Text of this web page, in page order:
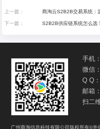
上一篇： 商淘云S2B2B交易系统：
下一篇： S2B2B供应链系统怎么选
手机：
微信：
Q Q：
邮箱：
扫二
广州商淘信息科技有限公司版权所有©并